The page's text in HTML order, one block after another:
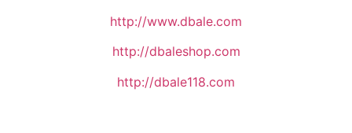
http://www.dbale.com
http://dbaleshop.com
http://dbale118.com